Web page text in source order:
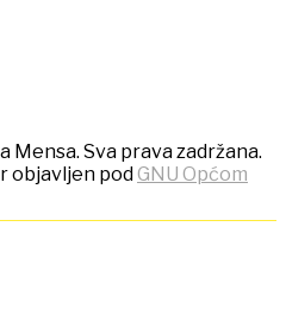
Sva prava zadržana.
objavljen pod GNU Općom